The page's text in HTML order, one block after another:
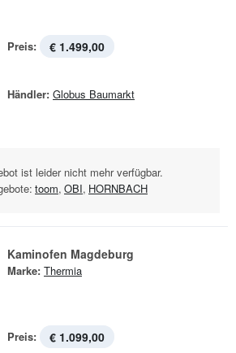
Preis: € 1.499,00
Händler: Globus Baumarkt
ist leider nicht mehr verfügbar.
toom, OBI, HORNBACH
Kaminofen Magdeburg
Marke: Thermia
Preis: € 1.099,00